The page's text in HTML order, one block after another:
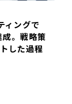
ィングで
。戦略策
した過程